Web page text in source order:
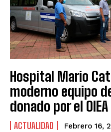
Hospital Mario
moderno equipo
donado por el OIEA
ACTUALIDAD Febrero 16,